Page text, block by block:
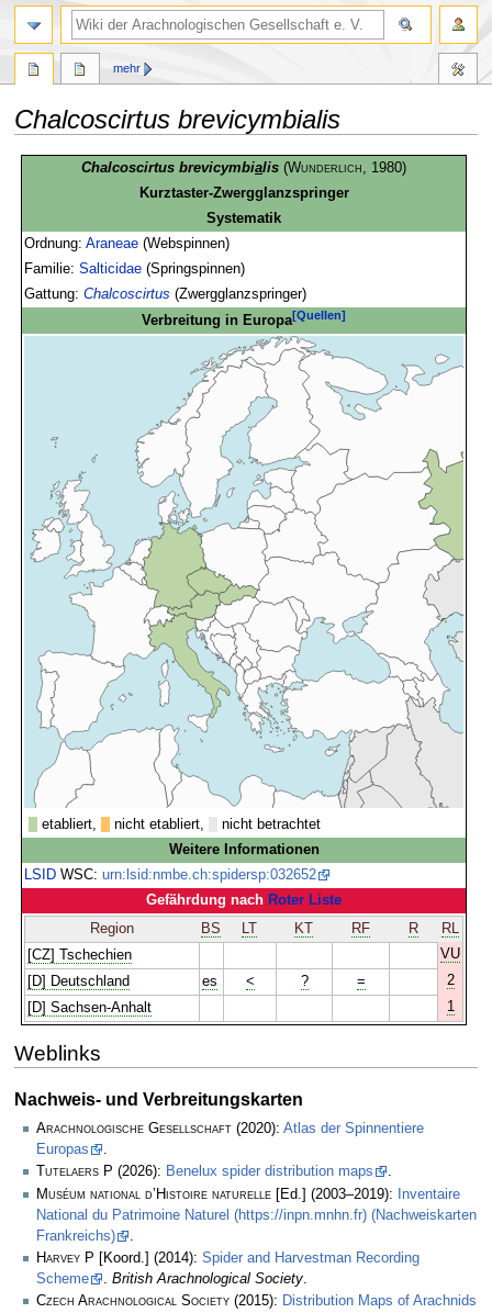
Chalcoscirtus brevicymbialis
Chalcoscirtus brevicymbialis (Wunderlich , 1980)
Kurztaster-Zwergglanzspringer
Systematik
Ordnung:Araneae (Webspinnen)
Familie:Salticidae (Springspinnen)
Gattung:Chalcoscirtus (Zwergglanzspringer)
Verbreitung in Europa[Quellen]
etabliert, nicht etabliert,
nicht betrachtet
Weitere Informationen
LSID WSC:urn:lsid:nmbe.ch:spidersp:032652
Gefährdung nach Roter Liste
Region
BS LT KT RF R
RL
[CZ] Tschechien
VU
[D] Deutschland
es < ? =
2
[D] Sachsen-Anhalt
1
Weblinks
Nachweis- und Verbreitungskarten
Arachnologische Gesellschaft (2020): Atlas der Spinnentiere
Europas
.
Tutelaers P (2026): Benelux spider distribution maps
.
Muséum national d’Histoire naturelle [Ed.] (2003–2019):
Inventaire
National du Patrimoine Naturel (https://inpn.mnhn.fr) (Nachweiskarten
Frankreichs)
Harvey P [Koord.] (2014): Spider and Harvestman Recording
Scheme
. British Arachnological Society.
Czech Arachnological Society (2015): Distribution Maps of Arachnids
mehr